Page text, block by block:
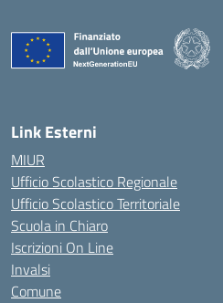
Link Esterni
MIUR
Ufficio Scolastico Regionale
Ufficio Scolastico Territoriale
Scuola in Chiaro
Iscrizioni On Line
Invalsi
Comune